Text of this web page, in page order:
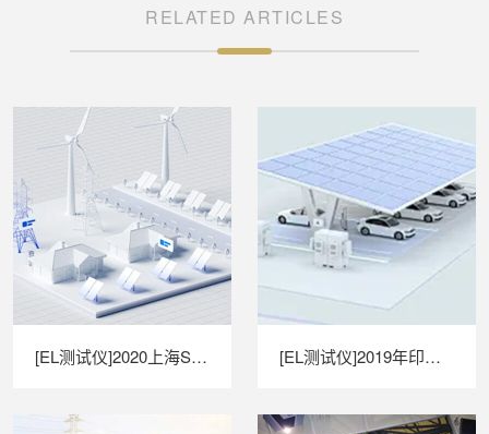
RELATED ARTICLES
[EL测试仪]2020上海SNEC光伏展圆满落幕 [EL测试仪]2019年印度光伏展圆满落幕